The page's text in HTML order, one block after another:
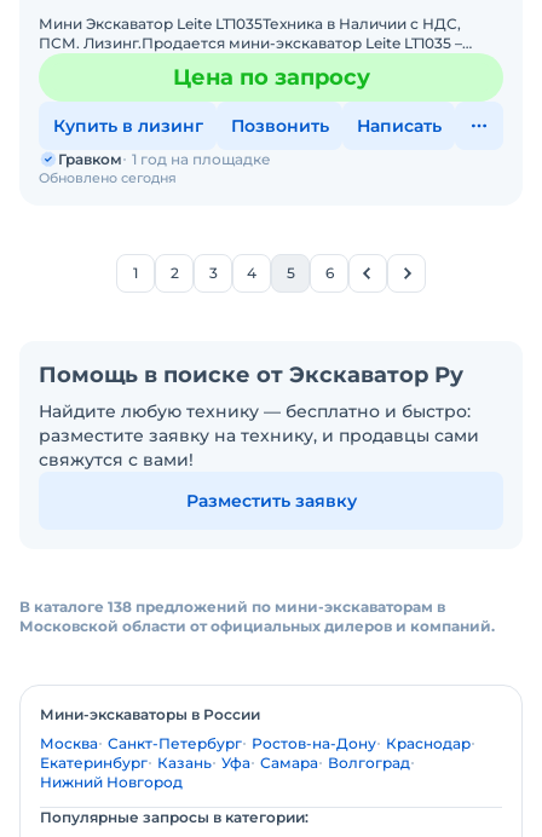
Мини Экскаватор Leite LT1035Техника в Наличии с НДС,
ПСМ. Лизинг.Пpoдaется мини-экскaвaтop Leite LT1035 –
идеально подходит для :ландшафтных работ, коммун
Цена по запросу
Купить в лизинг Позвонить Написать
Обновлено сегодня
Гравком 1 год на площадке
1 2 3 4 5 6
Помощь в поиске от Экскаватор Ру
Найдите любую технику — бесплатно и быстро:
разместите заявку на технику, и продавцы сами
свяжутся с вами!
Разместить заявку
В каталоге 138 предложений по мини-экскаваторам в
Московской области от официальных дилеров и компаний.
Мини-экскаваторы в России
Москва Санкт-Петербург Ростов-на-Дону Краснодар
Екатеринбург Казань Уфа Самара Волгоград
Нижний Новгород
Популярные запросы в категории: